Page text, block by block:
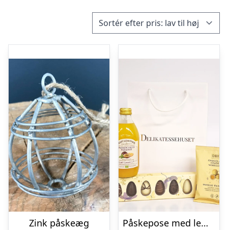
Zink påskeæg
Påskepose med lemonade, påskeæg og vingummi